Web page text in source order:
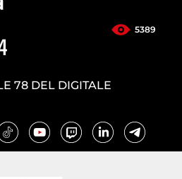
5389
78 DEL DIGITALE